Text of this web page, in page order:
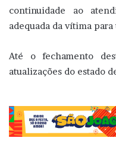
continuidade ao
adequada da vítima
Até o fechamento
atualizações do estado